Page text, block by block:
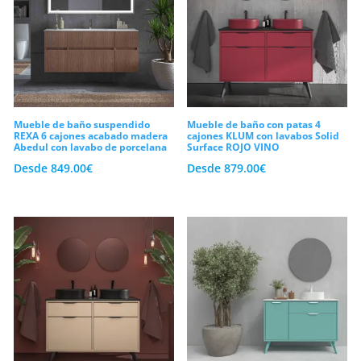
condensación representa nuestro mayor
compromiso en nuestra fábrica.
Por consiguiente, utilizamos tableros de
alta densidad y revestimientos hidrófugos
premium que garantizan una resistencia
extraordinaria ante el uso continuado.
Asimismo, cada módulo de nuestra línea
guías metálicas ocultas de altísima
precisión y sistemas de cierre
amortiguado (soft-close) para evitar
golpes bruscos y ruidos molestos. En
conclusión, te invitamos a descubrir
nuestra selecta colección demuebles de
Mueble de baño suspendido
REXA 6 cajones acabado madera
Abedul con lavabo de porcelana
Desde 849.00€
Mueble de baño con patas 4
cajones KLUM con lavabos Solid
Surface ROJO VINO
Desde879.00€